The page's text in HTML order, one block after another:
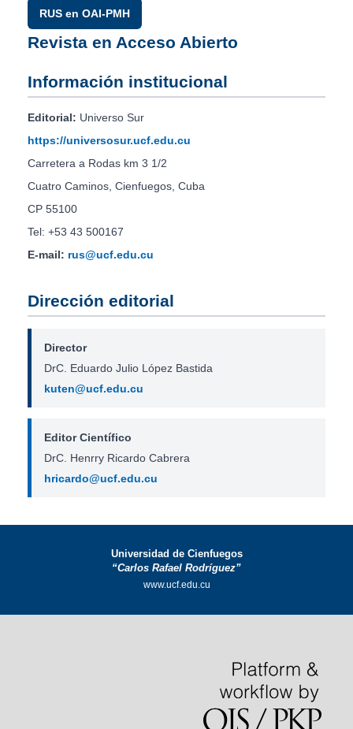
RUS en OAI-PMH
Revista en Acceso Abierto
Información institucional
Editorial: Universo Sur
https://universosur.ucf.edu.cu
Carretera a Rodas km 3 1/2
Cuatro Caminos, Cienfuegos, Cuba
CP 55100
Tel: +53 43 500167
E-mail: rus@ucf.edu.cu
Dirección editorial
Director
DrC. Eduardo Julio López Bastida
kuten@ucf.edu.cu
Editor Científico
DrC. Henrry Ricardo Cabrera
hricardo@ucf.edu.cu
Universidad de Cienfuegos
“Carlos Rafael Rodríguez”
www.ucf.edu.cu